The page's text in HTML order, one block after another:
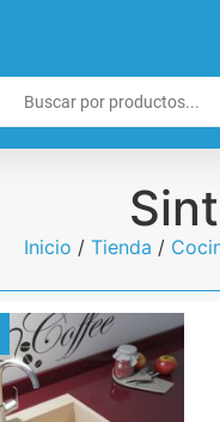
Inicio / Tienda /